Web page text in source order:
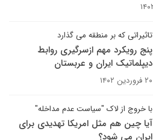
تاثیراتی که بر منطقه می گذارد
پنج رویکرد مهم ازسرگیری روابط
دیپلماتیک ایران و عربستان
۲۰ فروردین ۱۴۰۲
با خروج از لاک "سیاست عدم مداخله"
آیا چین هم مثل امریکا تهدیدی برای
ایران می شود؟